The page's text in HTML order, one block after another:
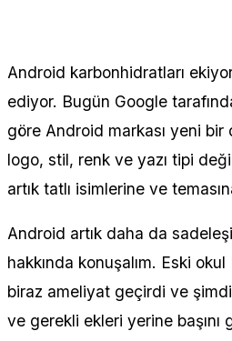
Android karbonhidratları
ediyor. Bugün Google
göre Android markası yeni bir
logo, stil, renk ve yazı tipi
artık tatlı isimlerine ve
Android artık daha da
hakkında konuşalım. Eski
biraz ameliyat geçirdi ve
ve gerekli ekleri yerine başını